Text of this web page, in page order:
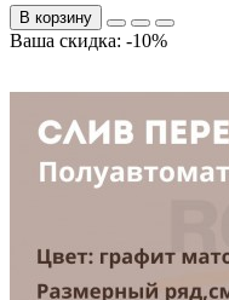
В корзину
Ваша скидка: -10%